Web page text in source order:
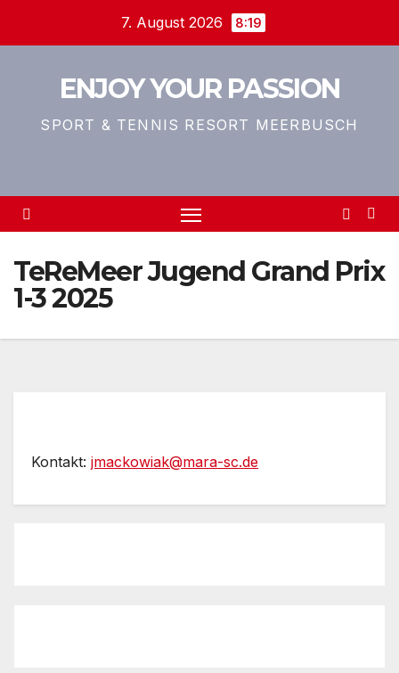
7. August 2026 8:19
ENJOY YOUR PASSION
SPORT & TENNIS RESORT MEERBUSCH
TeReMeer Jugend Grand Prix
1-3 2025
Kontakt: jmackowiak@mara-sc.de